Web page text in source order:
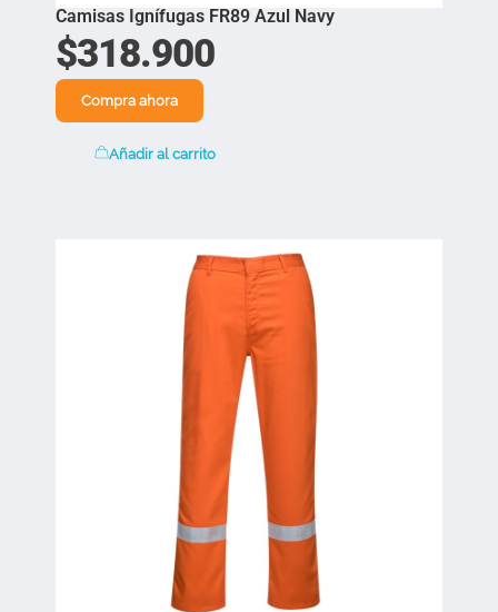
Camisas Ignífugas FR89 Azul Navy
$318.900
Compra ahora
Añadir al carrito